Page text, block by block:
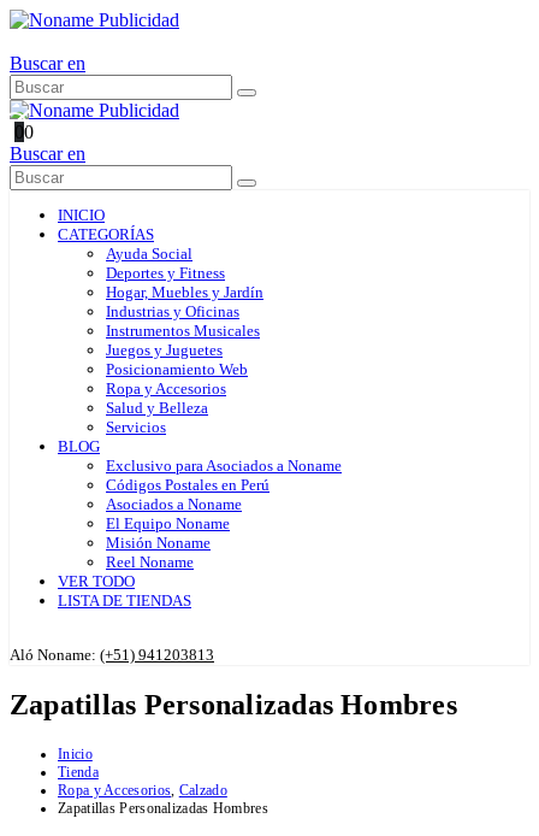
Buscar en
00
Buscar en
INICIO
CATEGORÍAS
Ayuda Social
Deportes y Fitness
Hogar, Muebles y Jardín
Industrias y Oficinas
Instrumentos Musicales
Juegos y Juguetes
Posicionamiento Web
Ropa y Accesorios
Salud y Belleza
Servicios
BLOG
Exclusivo para Asociados a Noname
Códigos Postales en Perú
Asociados a Noname
El Equipo Noname
Misión Noname
Reel Noname
VER TODO
LISTA DE TIENDAS
Aló Noname: (+51) 941203813
Zapatillas Personalizadas Hombres
Inicio
Tienda
Ropa y Accesorios, Calzado
Zapatillas Personalizadas Hombres